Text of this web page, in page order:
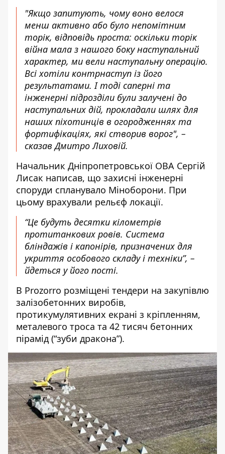
"Якщо запитують, чому воно велося
менш активно або було непомітним
торік, відповідь проста: оскільки торік
війна мала з нашого боку наступальний
характер, ми вели наступальну операцію.
Всі хотіли контрнаступ із його
результатами. І тоді саперні та
інженерні підрозділи були залучені до
наступальних дій, прокладали шлях для
наших піхотинців в огородженнях та
фортифікаціях, які створив ворог", –
сказав Дмитро Лиховій.
Начальник Дніпропетровської ОВА Сергій
Лисак написав, що захисні інженерні
споруди спланувало Міноборони. При
цьому врахували рельєф локації.
“Це будуть десятки кілометрів
протитанкових ровів. Система
бліндажів і капонірів, призначених для
укриття особового складу і техніки”, –
йдеться у його пості.
В Prozorro розміщені тендери на закупівлю
залізобетонних виробів,
протикумулятивних екрані з кріпленням,
металевого троса та 42 тисяч бетонних
пірамід (“зуби дракона”).